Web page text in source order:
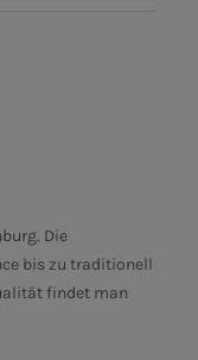
Die
bis zu traditionell
findet man